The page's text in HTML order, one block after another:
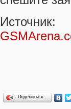
Источник:
Поделиться…